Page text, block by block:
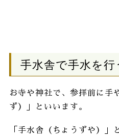
手水舎で手水を行
お寺や神社で、参拝前に手
ず）」といいます。
「手水舎（ちょうずや）」